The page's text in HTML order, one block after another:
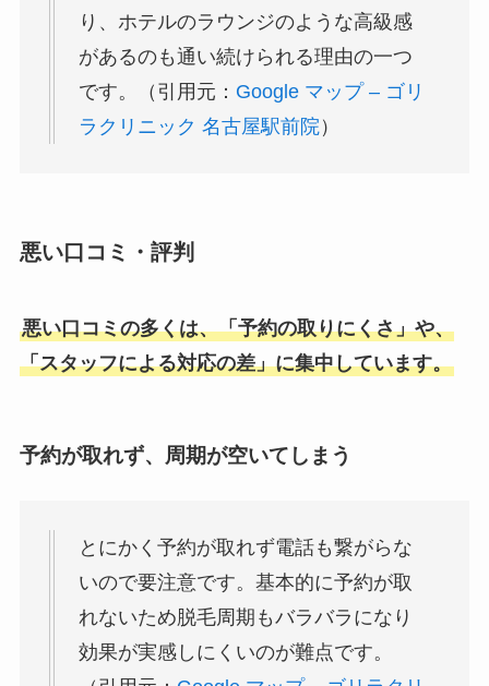
り、ホテルのラウンジのような高級感
があるのも通い続けられる理由の一つ
です。（引用元： Google マップ – ゴリ
ラクリニック 名古屋駅前院）
悪い口コミ・評判
悪い口コミの多くは、「予約の取りにくさ」や、
「スタッフによる対応の差」に集中しています。
予約が取れず、周期が空いてしまう
とにかく予約が取れず電話も繋がらな
いので要注意です。基本的に予約が取
れないため脱毛周期もバラバラになり
効果が実感しにくいのが難点です。